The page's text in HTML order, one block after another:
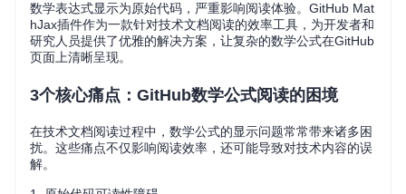
数学表达式显示为原始代码，严重影响阅读体验。GitHub Mat
hJax插件作为一款针对技术文档阅读的效率工具，为开发者和
研究人员提供了优雅的解决方案，让复杂的数学公式在GitHub
页面上清晰呈现。
3个核心痛点：GitHub数学公式阅读的困境
在技术文档阅读过程中，数学公式的显示问题常常带来诸多困
扰。这些痛点不仅影响阅读效率，还可能导致对技术内容的误
解。